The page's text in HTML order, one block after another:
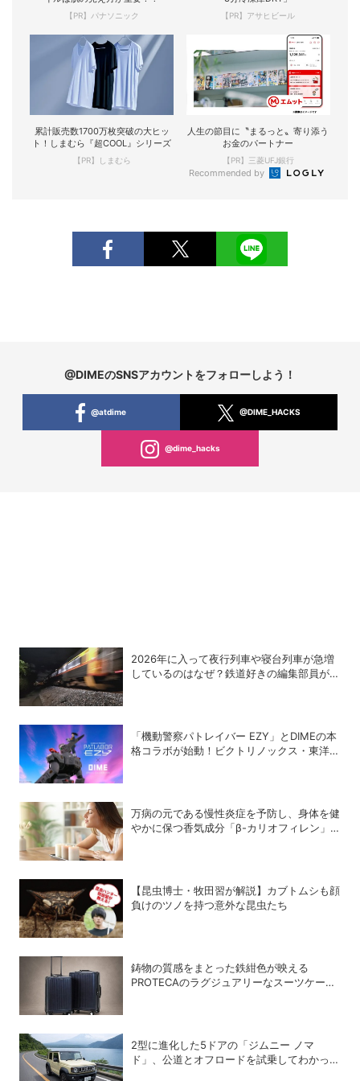
【PR】パナソニック 【PR】アサヒビール
累計販売数1700万枚突破の大ヒッ
ト！しまむら『超COOL』シリーズ
【PR】しまむら
人生の節目に〝まるっと〟寄り添う
お金のパートナー
【PR】三菱UFJ銀行
Recommended by
@DIMEのSNSアカウントをフォローしよう！
@atdime @DIME_HACKS
@dime_hacks
2026年に入って夜行列車や寝台列車が急増
しているのはなぜ？鉄道好きの編集部員が解
「機動警察パトレイバー EZY」とDIMEの本
格コラボが始動！ビクトリノックス・東洋ス
万病の元である慢性炎症を予防し、身体を健
やかに保つ香気成分「β-カリオフィレン」
【昆虫博士・牧田習が解説】カブトムシも顔
負けのツノを持つ意外な昆虫たち
鋳物の質感をまとった鉄紺色が映える
PROTECAのラグジュアリーなスーツケース
2型に進化した5ドアの「ジムニー ノマ
ド」、公道とオフロードを試乗してわかった